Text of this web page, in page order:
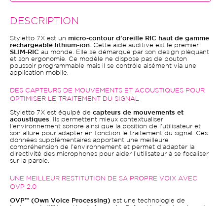
DESCRIPTION
Styletto 7X est un micro-contour d'oreille RIC haut de gamme
rechargeable lithium-ion . Cette aide auditive est le premier
SLIM-RIC au monde. Elle se démarque par son design plèquant
et son ergonomie. Ce modèle ne dispose pas de bouton
poussoir programmable mais il se contrôle aisément via une
application mobile.
DES CAPTEURS DE MOUVEMENTS ET ACOUSTIQUES POUR
OPTIMISER LE TRAITEMENT DU SIGNAL
Styletto 7X est équipé de capteurs de mouvements et
acoustiques . Ils permettent mieux contextualiser
l'environnement sonore ainsi que la position de l'utilisateur et
son allure pour adapter en fonction le traitement du signal. Ces
données supplémentaires apportent une meilleure
compréhension de l'environnement et permet d'adapter la
directivité des microphones pour aider l’utilisateur à se focaliser
sur la parole.
UNE MEILLEUR RESTITUTION DE SA PROPRE VOIX AVEC
OVP 2.0
OVP™ (Own Voice Processing) est une technologie de